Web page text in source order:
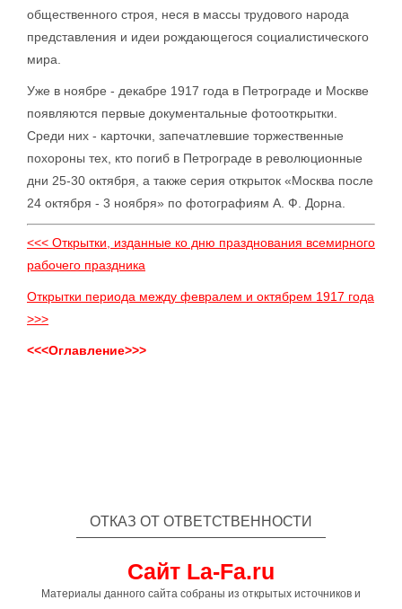
общественного строя, неся в массы трудового народа
представления и идеи рождающегося социалистического
мира.
Уже в ноябре - декабре 1917 года в Петрограде и Москве
появляются первые документальные фотооткрытки.
Среди них - карточки, запечатлевшие торжественные
похороны тех, кто погиб в Петрограде в революционные
дни 25-30 октября, а также серия открыток «Москва после
24 октября - 3 ноября» по фотографиям А. Ф. Дорна.
<<< Открытки, изданные ко дню празднования всемирного
рабочего праздника
Открытки периода между февралем и октябрем 1917 года
>>>
<<<Оглавление>>>
ОТКАЗ ОТ ОТВЕТСТВЕННОСТИ
Сайт La-Fa.ru
Материалы данного сайта собраны из открытых источников и